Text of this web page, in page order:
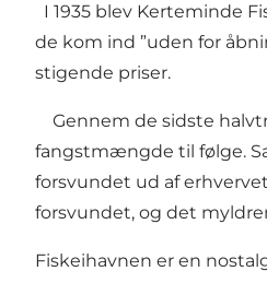
I 1935 blev Kerteminde
de kom ind ”uden for
stigende priser.
Gennem de sidste
fangstmængde til følge.
forsvundet ud af
forsvundet, og det
Fiskeihavnen er en